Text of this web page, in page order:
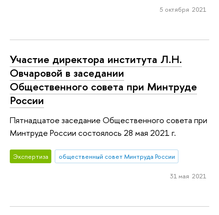
5 октября 2021
Участие директора института Л.Н.
Овчаровой в заседании
Общественного совета при Минтруде
России
Пятнадцатое заседание Общественного совета при
Минтруде России состоялось 28 мая 2021 г.
Экспертиза общественный совет Минтруда России
31 мая 2021